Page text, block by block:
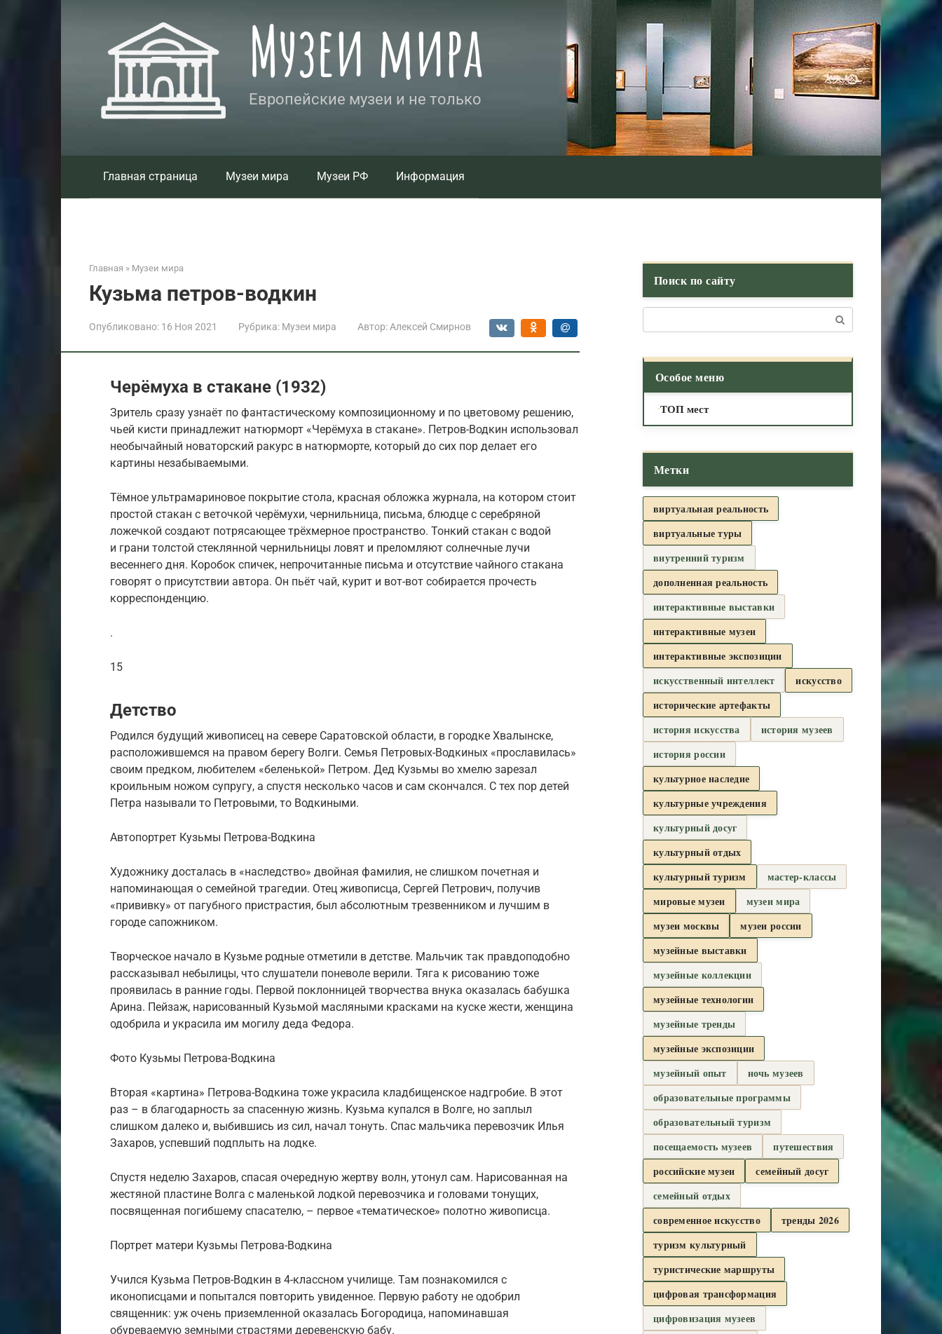
Музеи мира
Европейские музеи и не только
Главная страница Музеи мира Музеи РФ Информация
Главная » Музеи мира
Кузьма петров-водкин
Опубликовано: 16 Ноя 2021 Рубрика: Музеи мира Автор: Алексей Смирнов
Черёмуха в стакане (1932)
Зритель сразу узнаёт по фантастическому композиционному и по цветовому решению,
чьей кисти принадлежит натюрморт «Черёмуха в стакане». Петров-Водкин использовал
необычайный новаторский ракурс в натюрморте, который до сих пор делает его
картины незабываемыми.
Тёмное ультрамариновое покрытие стола, красная обложка журнала, на котором стоит
простой стакан с веточкой черёмухи, чернильница, письма, блюдце с серебряной
ложечкой создают потрясающее трёхмерное пространство. Тонкий стакан с водой
и грани толстой стеклянной чернильницы ловят и преломляют солнечные лучи
весеннего дня. Коробок спичек, непрочитанные письма и отсутствие чайного стакана
говорят о присутствии автора. Он пьёт чай, курит и вот-вот собирается прочесть
корреспонденцию.
.
15
Детство
Родился будущий живописец на севере Саратовской области, в городке Хвалынске,
расположившемся на правом берегу Волги. Семья Петровых-Водкиных «прославилась»
своим предком, любителем «беленькой» Петром. Дед Кузьмы во хмелю зарезал
кроильным ножом супругу, а спустя несколько часов и сам скончался. С тех пор детей
Петра называли то Петровыми, то Водкиными.
Автопортрет Кузьмы Петрова-Водкина
Художнику досталась в «наследство» двойная фамилия, не слишком почетная и
напоминающая о семейной трагедии. Отец живописца, Сергей Петрович, получив
«прививку» от пагубного пристрастия, был абсолютным трезвенником и лучшим в
городе сапожником.
Творческое начало в Кузьме родные отметили в детстве. Мальчик так правдоподобно
рассказывал небылицы, что слушатели поневоле верили. Тяга к рисованию тоже
проявилась в ранние годы. Первой поклонницей творчества внука оказалась бабушка
Арина. Пейзаж, нарисованный Кузьмой масляными красками на куске жести, женщина
одобрила и украсила им могилу деда Федора.
Фото Кузьмы Петрова-Водкина
Вторая «картина» Петрова-Водкина тоже украсила кладбищенское надгробие. В этот
раз – в благодарность за спасенную жизнь. Кузьма купался в Волге, но заплыл
слишком далеко и, выбившись из сил, начал тонуть. Спас мальчика перевозчик Илья
Захаров, успевший подплыть на лодке.
Спустя неделю Захаров, спасая очередную жертву волн, утонул сам. Нарисованная на
жестяной пластине Волга с маленькой лодкой перевозчика и головами тонущих,
посвященная погибшему спасателю, – первое «тематическое» полотно живописца.
Портрет матери Кузьмы Петрова-Водкина
Учился Кузьма Петров-Водкин в 4-классном училище. Там познакомился с
иконописцами и попытался повторить увиденное. Первую работу не одобрил
священник: уж очень приземленной оказалась Богородица, напоминавшая
обуреваемую земными страстями деревенскую бабу.
Поиск по сайту
Особое меню
ТОП мест
Метки
виртуальная реальность
виртуальные туры
внутренний туризм
дополненная реальность
интерактивные выставки
интерактивные музеи
интерактивные экспозиции
искусственный интеллект
искусство
исторические артефакты
история искусства
история музеев
история россии
культурное наследие
культурные учреждения
культурный досуг
культурный отдых
культурный туризм
мастер-классы
мировые музеи
музеи мира
музеи москвы
музеи россии
музейные выставки
музейные коллекции
музейные технологии
музейные тренды
музейные экспозиции
музейный опыт
ночь музеев
образовательные программы
образовательный туризм
посещаемость музеев
путешествия
российские музеи
семейный досуг
семейный отдых
современное искусство
тренды 2026
туризм культурный
туристические маршруты
цифровая трансформация
цифровизация музеев